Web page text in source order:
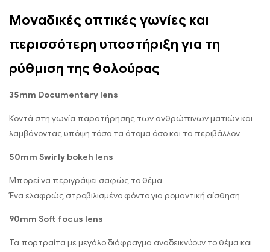
Μοναδικές οπτικές γωνίες και
περισσότερη υποστήριξη για τη
ρύθμιση της θολούρας
35mm Documentary lens
Κοντά στη γωνία παρατήρησης των ανθρώπινων ματιών και
λαμβάνοντας υπόψη τόσο τα άτομα όσο και το περιβάλλον.
50mm Swirly bokeh lens
Μπορεί να περιγράψει σαφώς το θέμα
Ένα ελαφρώς στροβιλισμένο φόντο για ρομαντική αίσθηση
90mm Soft focus lens
Τα πορτραίτα με μεγάλο διάφραγμα αναδεικνύουν το θέμα και